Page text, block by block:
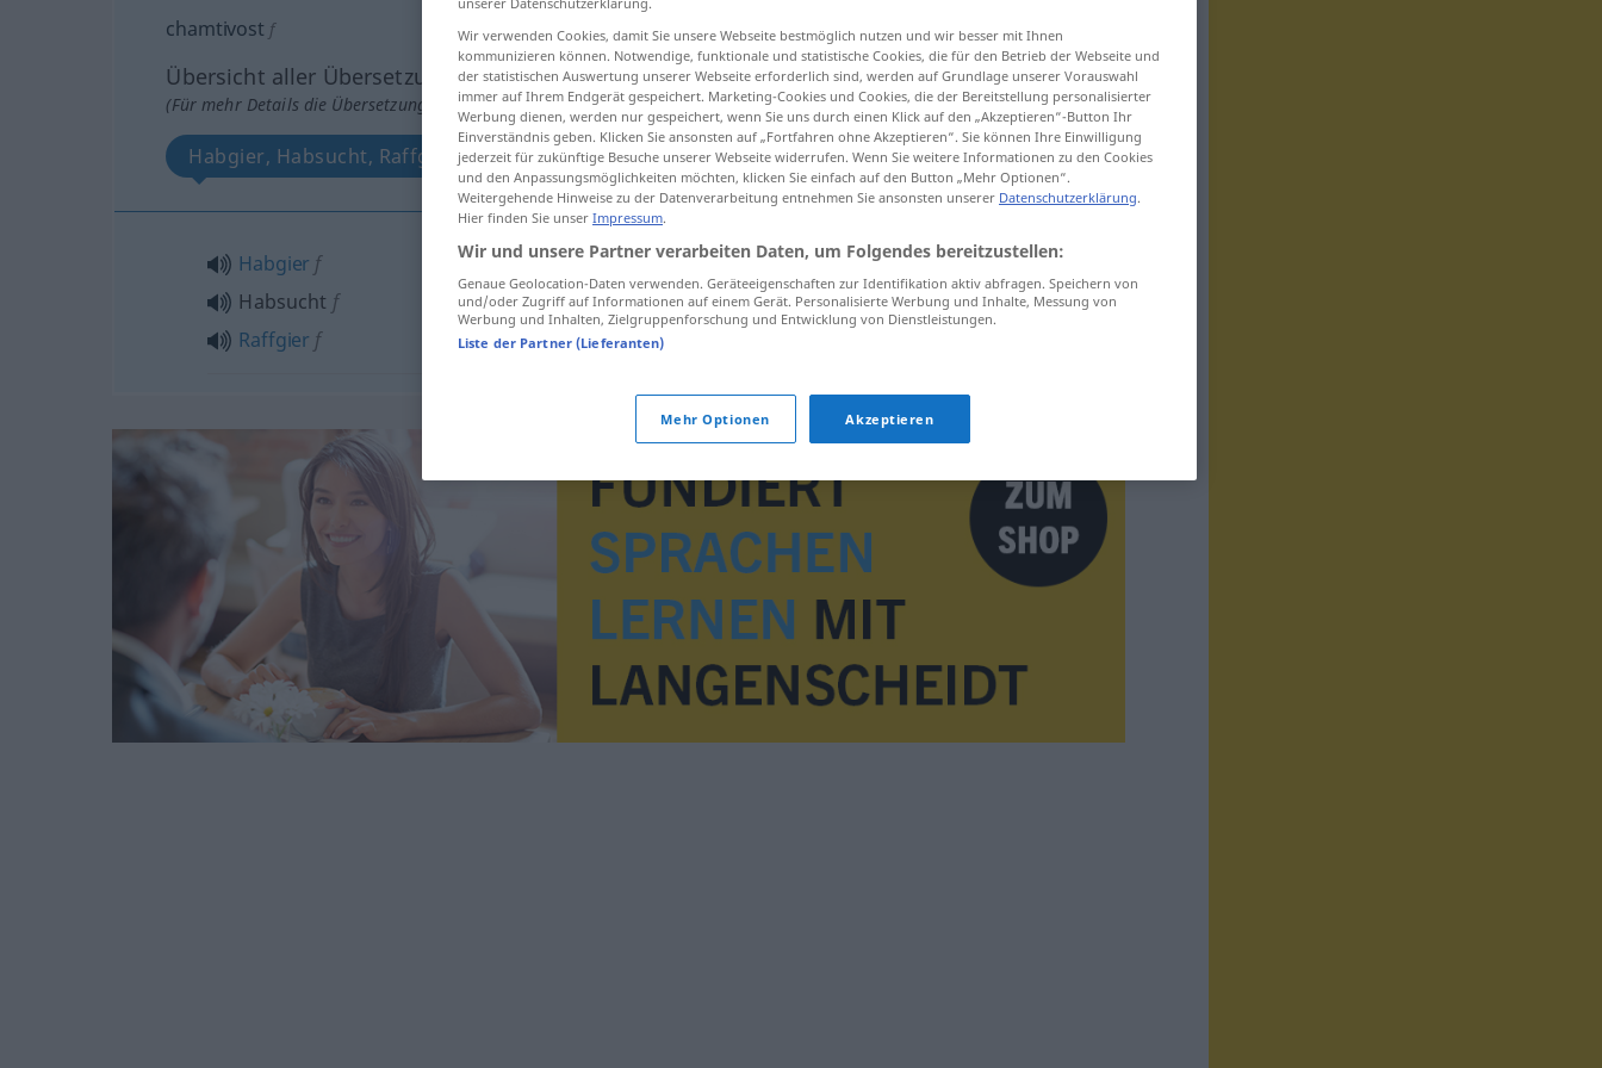
chamtivost f
Übersicht aller Übersetzungen
(Für mehr Details die Übersetzung anklicken/antippen)
Habgier, Habsucht, Raffgier
Habgier f
Habsucht f
Raffgier f
chamtivost
Wir verwenden Cookies, damit Sie unsere Webseite bestmöglich nutzen und wir besser mit Ihnen
kommunizieren können. Notwendige, funktionale und statistische Cookies, die für den Betrieb der Webseite und
der statistischen Auswertung unserer Webseite erforderlich sind, werden auf Grundlage unserer Vorauswahl
immer auf Ihrem Endgerät gespeichert. Marketing-Cookies und Cookies, die der Bereitstellung personalisierter
Werbung dienen, werden nur gespeichert, wenn Sie uns durch einen Klick auf den „Akzeptieren“-Button Ihr
Einverständnis geben. Klicken Sie ansonsten auf „Fortfahren ohne Akzeptieren“. Sie können Ihre Einwilligung
jederzeit für zukünftige Besuche unserer Webseite widerrufen. Wenn Sie weitere Informationen zu den Cookies
und den Anpassungsmöglichkeiten möchten, klicken Sie einfach auf den Button „Mehr Optionen“.
Weitergehende Hinweise zu der Datenverarbeitung entnehmen Sie ansonsten unserer Datenschutzerklärung.
Hier finden Sie unser Impressum.
Wir und unsere Partner verarbeiten Daten, um Folgendes bereitzustellen:
Genaue Geolocation-Daten verwenden. Geräteeigenschaften zur Identifikation aktiv abfragen. Speichern von
und/oder Zugriff auf Informationen auf einem Gerät. Personalisierte Werbung und Inhalte, Messung von
Werbung und Inhalten, Zielgruppenforschung und Entwicklung von Dienstleistungen.
Liste der Partner (Lieferanten)
Mehr Optionen Akzeptieren